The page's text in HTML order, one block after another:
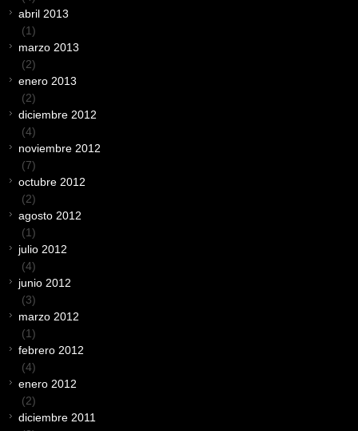
abril 2013
(1)
marzo 2013
(2)
enero 2013
(2)
diciembre 2012
(4)
noviembre 2012
(7)
octubre 2012
(2)
agosto 2012
(1)
julio 2012
(4)
junio 2012
(3)
marzo 2012
(1)
febrero 2012
(4)
enero 2012
(2)
diciembre 2011